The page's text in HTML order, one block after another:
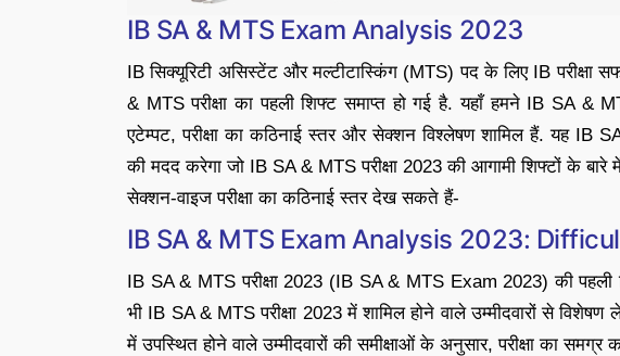
IB SA & MTS Exam Analysis 2023
IB सिक्यूरिटी असिस्टेंट और मल्टीटास्किंग (MTS) पद के लिए IB
& MTS परीक्षा का पहली शिफ्ट समाप्त हो गई है. यहाँ हमने IB SA &
एटेम्पट, परीक्षा का कठिनाई स्तर और सेक्शन विश्लेषण शामिल हैं. यह IB SA
की मदद करेगा जो IB SA & MTS परीक्षा 2023 की आगामी शिफ्टों के बारे
सेक्शन-वाइज परीक्षा का कठिनाई स्तर देख सकते हैं-
IB SA & MTS Exam Analysis 2023:
IB SA & MTS परीक्षा 2023 (IB SA & MTS Exam 2023) की पहली
भी IB SA & MTS परीक्षा 2023 में शामिल होने वाले उम्मीदवारों से
में उपस्थित होने वाले उम्मीदवारों की समीक्षाओं के अनुसार, परीक्षा का